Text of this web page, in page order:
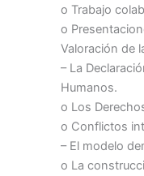
o Trabajo
o
Valoración de
– La
Humanos.
o Los
o Conflictos
– El modelo
o La